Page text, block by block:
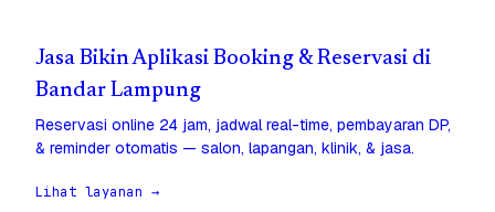
Jasa Bikin Aplikasi Booking & Reservasi di
Bandar Lampung
Reservasi online 24 jam, jadwal real-time, pembayaran DP,
& reminder otomatis — salon, lapangan, klinik, & jasa.
Lihat layanan →